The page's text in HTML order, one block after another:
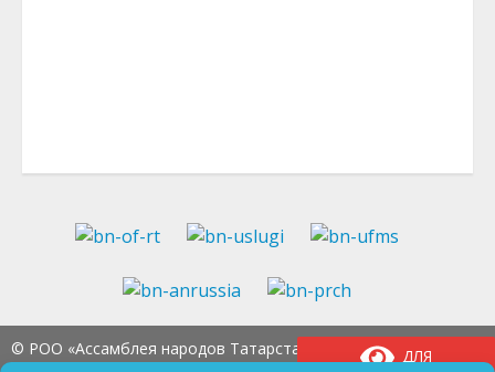
ДЛЯ
© РОО «Ассамблея народов Татарстана» Тел.:8